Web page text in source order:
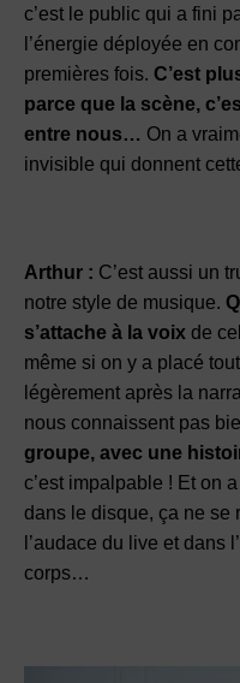
c’est le public qui a fini
l’énergie déployée en
premières fois. C’est
parce que la scène,
entre nous… On a
invisible qui donnent
Arthur : C’est aussi un
notre style de musique.
s’attache à la voix de
même si on y a placé
légèrement après la
nous connaissent pas
groupe, avec une
c’est impalpable ! Et on
dans le disque, ça ne se
l’audace du live et dans
corps…